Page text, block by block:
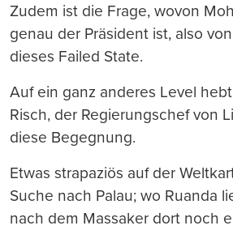
Zudem ist die Frage, wovon
genau der Präsident ist, also
dieses Failed State.
Auf ein ganz anderes Level
Risch, der Regierungschef von
diese Begegnung.
Etwas strapaziös auf der
Suche nach Palau; wo Ruanda
nach dem Massaker dort noch